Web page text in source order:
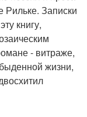
Рильке. Записки
книгу,
- витраже,
жизни,